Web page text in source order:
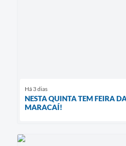
Há 3 dias
NESTA QUINTA TEM FEIRA
MARACAÍ!